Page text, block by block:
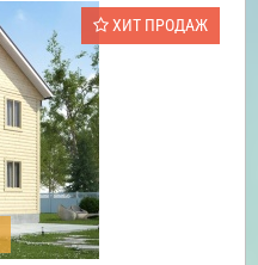
ХИТ ПРОДАЖ